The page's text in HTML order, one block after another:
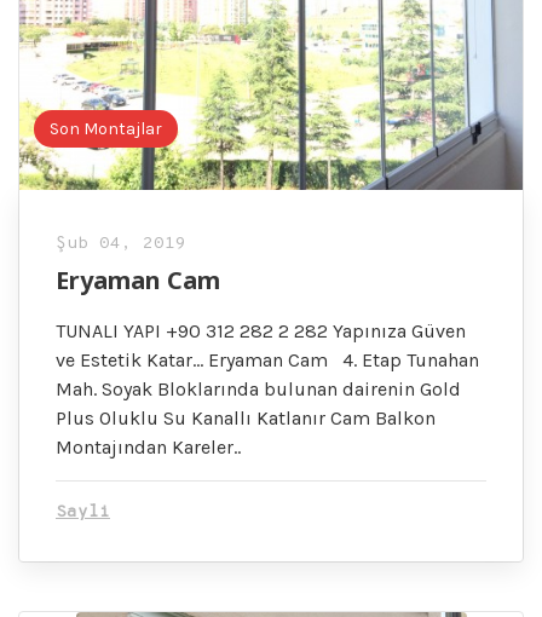
Son Montajlar
Şub 04, 2019
Eryaman Cam
TUNALI YAPI +90 312 282 2 282 Yapınıza Güven
ve Estetik Katar… Eryaman Cam 4. Etap Tunahan
Mah. Soyak Bloklarında bulunan dairenin Gold
Plus Oluklu Su Kanallı Katlanır Cam Balkon
Montajından Kareler..
Sayli